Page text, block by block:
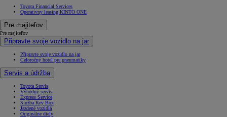
Toyota Financial Services
Operatívny leasing KINTO ONE
Pre majiteľov
Pre majiteľov
Připravte svoje vozidlo na jar
Připravte svoje vozidlo na jar
Celoročný hotel pre pneumatiky
Servis a údržba
Toyota Servis
Výhodný servis
Express Service
Služba Key Box
Jazdené vozidlá
Originálne diely